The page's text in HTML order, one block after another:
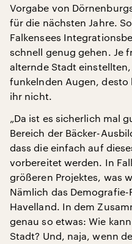
Vorgabe von
für die nächsten Jahre.
Falkensees
schnell genug gehen. Je
alternde Stadt
funkelnden Augen, desto
ihr nicht.
„Da ist es sicherlich mal
Bereich der Bäcker-
dass die einfach auf
vorbereitet werden. In
größeren Projektes, was
Nämlich das Demografie-
Havelland. In dem
genau so etwas: Wie
Stadt? Und, naja, wenn